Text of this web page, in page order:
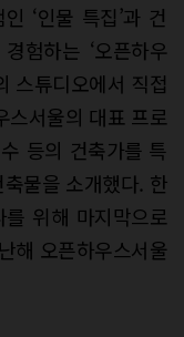
‘인물 특집’과 건
험하는 ‘오픈하우
스튜디오에서 직접
스서울의 대표 프로
등의 건축가를 특
물을 소개했다. 한
위해 마지막으로
해 오픈하우스서울